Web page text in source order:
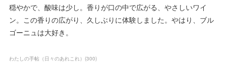
穏やかで、酸味は少し。香りが口の中で広がる、やさしいワイ
ン。この香りの広がり、久しぶりに体験しました。やはり、ブル
ゴーニュは大好き。
わたしの手帖（日々のあれこれ） (300)